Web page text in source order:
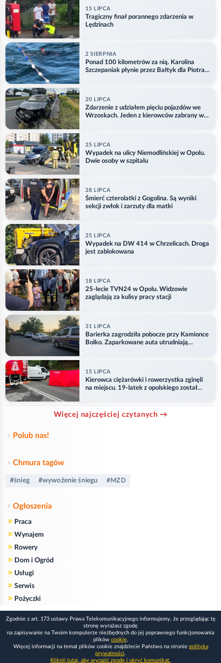
15 LIPCA
Tragiczny finał porannego zdarzenia w
Lędzinach
2 SIERPNIA
Ponad 100 kilometrów za nią. Karolina
Szczepaniak płynie przez Bałtyk dla Piotra.
20 LIPCA
Zdarzenie z udziałem pięciu pojazdów we
Wrzoskach. Jeden z kierowców zabrany w
25 LIPCA
Wypadek na ulicy Niemodlińskiej w Opolu.
Dwie osoby w szpitalu
28 LIPCA
Śmierć czterolatki z Gogolina. Są wyniki
sekcji zwłok i zarzuty dla matki
25 LIPCA
Wypadek na DW 414 w Chrzelicach. Droga
jest zablokowana
18 LIPCA
25-lecie TVN24 w Opolu. Widzowie
zaglądają za kulisy pracy stacji
31 LIPCA
Barierka zagrodziła pobocze przy Kamionce
Bolko. Zaparkowane auta utrudniają
15 LIPCA
Kierowca ciężarówki i rowerzystka zginęli
na miejscu. 19-latek z opolskiego został
Więcej najczęściej czytanych →
Polub nas!
Chmura tagów
#śnieg #wywożenie śniegu #MZD
Ogłoszenia
» Praca
» Wynajem
» Rowery
» Dom i Ogród
» Usługi
» Serwis
» Pożyczki
Zgodnie z art. 173 ustawy Prawa Telekomunikacyjnego informujemy, że przeglądając tę
stronę wyrażasz zgodę
na zapisywanie na Twoim komputerze niezbędnych do jej poprawnego funkcjonowania
plików cookie.
Więcej informacji na temat plików cookie znajdziecie Państwo na stronie polityka
prywatności.
Kliknij tutaj, aby wyrazić zgodę i ukryć komunikat.